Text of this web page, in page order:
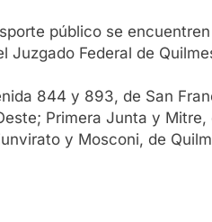
público se
Federal de
844 y 893, de San
Primera Junta y Mitre,
y Mosconi, de